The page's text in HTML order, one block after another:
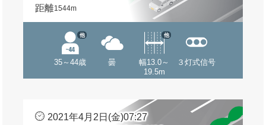
距離1544m
35～44歳
他
曇
幅13.0～
19.5m
他
３灯式信号
2021年4月2日(金)07:27